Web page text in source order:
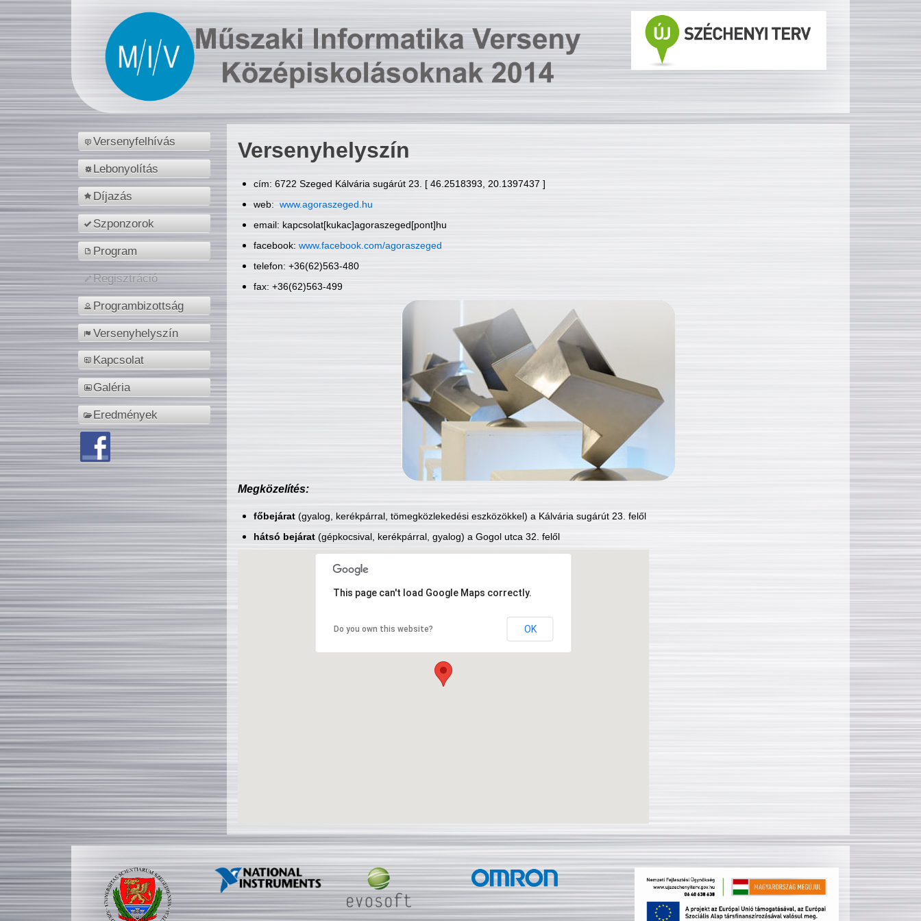
Versenyfelhívás
Lebonyolítás
Díjazás
Szponzorok
Program
Regisztráció
Programbizottság
Versenyhelyszín
Kapcsolat
Galéria
Eredmények
Versenyhelyszín
cím: 6722 Szeged Kálvária sugárút 23. [ 46.2518393, 20.1397437 ]
web: www.agoraszeged.hu
email: kapcsolat[kukac]agoraszeged[pont]hu
facebook: www.facebook.com/agoraszeged
telefon: +36(62)563-480
fax: +36(62)563-499
Megközelítés:
főbejárat(gyalog, kerékpárral, tömegközlekedési eszközökkel) a Kálvária sugárút 23. felől
hátsó bejárat(gépkocsival, kerékpárral, gyalog) a Gogol utca 32. felől
This page can't load Google Maps correctly.
Do you own this website? OK